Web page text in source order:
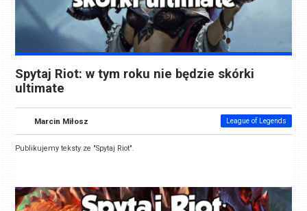
Spytaj Riot: w tym roku nie będzie skórki
ultimate
Marcin Miłosz League of Legends
Publikujemy teksty ze "Spytaj Riot".